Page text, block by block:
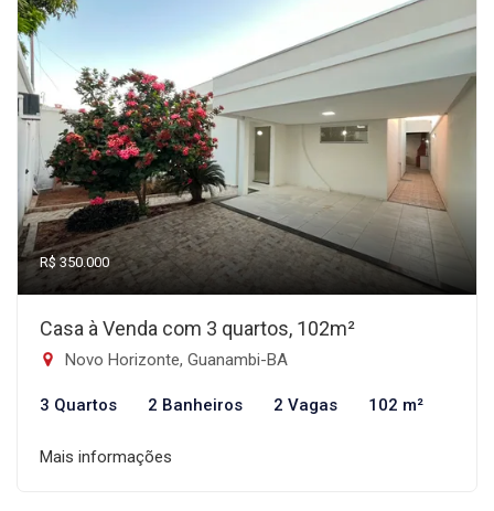
R$ 350.000
Casa à Venda com 3 quartos, 102m²
Novo Horizonte, Guanambi-BA
3 Quartos 2 Banheiros 2 Vagas 102 m²
Mais informações